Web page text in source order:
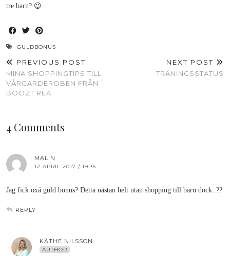
tre barn? 😉
GULDBONUS
PREVIOUS POST
MINA SHOPPINGTIPS TILL
VÅRGARDEROBEN FRÅN
BOOZT REA
NEXT POST
TRÄNINGSSTATUS
4 Comments
MALIN
12 APRIL 2017 / 19:35
Jag fick oxå guld bonus? Detta nästan helt utan shopping till barn dock..??
REPLY
KÄTHE NILSSON
AUTHOR